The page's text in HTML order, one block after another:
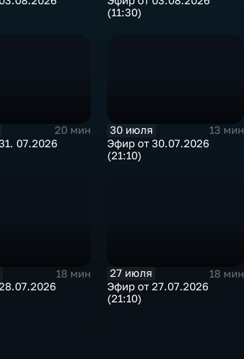
(11:30)
20 мин
07.2026
30 июля
13 мин
Эфир от 30.07.2026
(21:10)
18 мин
27 июля
18 мин
Эфир от 27.07.2026
(21:10)